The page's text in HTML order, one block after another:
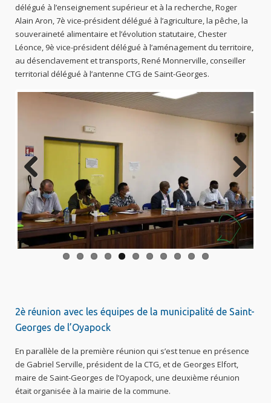
délégué à l’enseignement supérieur et à la recherche, Roger
Alain Aron, 7è vice-président délégué à l’agriculture, la pêche, la
souveraineté alimentaire et l’évolution statutaire, Chester
Léonce, 9è vice-président délégué à l’aménagement du territoire,
au désenclavement et transports, René Monnerville, conseiller
territorial délégué à l’antenne CTG de Saint-Georges.
Previo
us
Next
2è réunion avec les équipes de la municipalité de Saint-
Georges de l’Oyapock
En parallèle de la première réunion qui s’est tenue en présence
de Gabriel Serville, président de la CTG, et de Georges Elfort,
maire de Saint-Georges de l’Oyapock, une deuxième réunion
était organisée à la mairie de la commune.